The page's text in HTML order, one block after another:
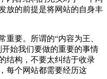
放的前提是将网站的自身丰
要。所谓的“内容为王、
始我们要做的重要的事情
结构，不要太纠结于收录
每个网站都需要经历这